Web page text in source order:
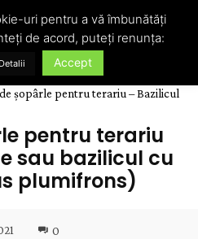
șopârle pentru terariu – Bazilicul
pentru terariu
sau bazilicul cu
plumifrons)
0
uri pentru a vă îmbunătăți
de acord, puteți renunța:
Detalii Accept